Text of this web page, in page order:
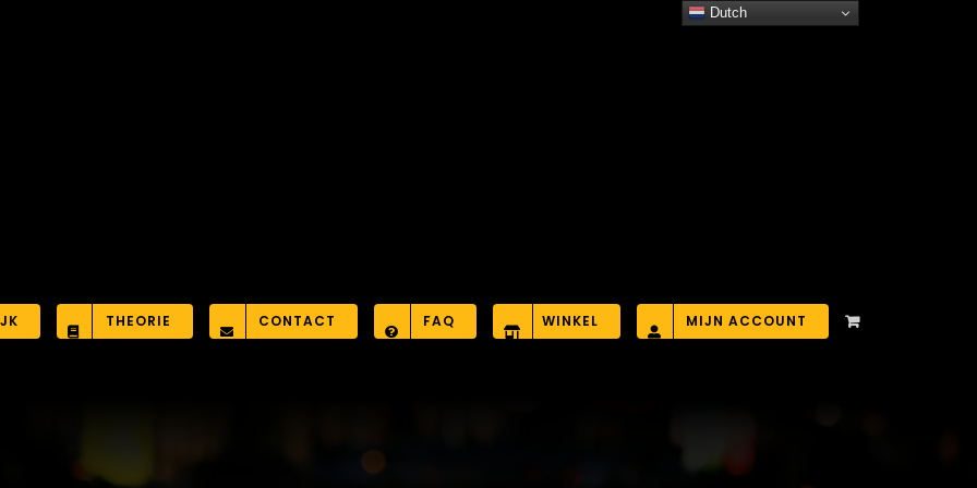
THEORIE CONTACT FAQ WINKEL MIJN ACCOUNT
Dutch